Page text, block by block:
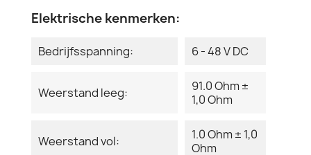
Elektrische kenmerken:
Bedrijfsspanning: 6 - 48 V DC
Weerstand leeg:
91.0 Ohm ±
1,0 Ohm
Weerstand vol:
1.0 Ohm ± 1,0
Ohm